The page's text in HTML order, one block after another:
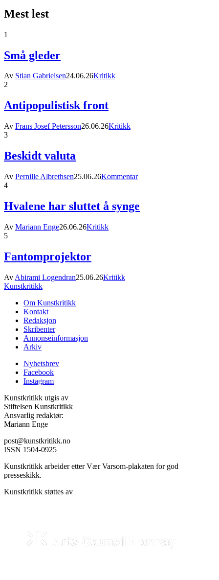
Mest lest
1
Små gleder
Av Stian Gabrielsen24.06.26Kritikk
2
Antipopulistisk front
Av Frans Josef Petersson26.06.26Kritikk
3
Beskidt valuta
Av Pernille Albrethsen25.06.26Kommentar
4
Hvalene har sluttet å synge
Av Mariann Enge26.06.26Kritikk
5
Fantomprojektor
Av Abirami Logendran25.06.26Kritikk
Kunstkritikk
Om Kunstkritikk
Kontakt
Redaksjon
Skribenter
Annonseinformasjon
Arkiv
Nyhetsbrev
Facebook
Instagram
Kunstkritikk utgis av
Stiftelsen Kunstkritikk
Ansvarlig redaktør:
Mariann Enge
post@kunstkritikk.no
ISSN 1504-0925
Kunstkritikk arbeider etter Vær Varsom-plakaten for god
presseskikk.
Kunstkritikk støttes av